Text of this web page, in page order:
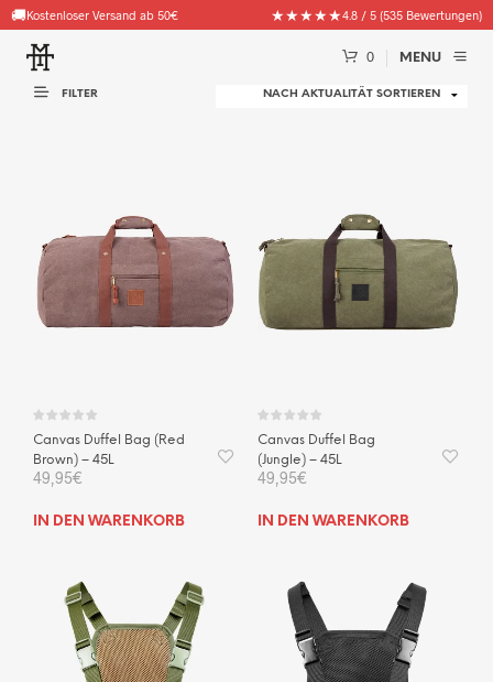
🚚Kostenloser Versand ab 50€
🧦
Gratis Goodie (Socken, Beanies & mehr) ab 100€ Bestellwert
★★★★★4.8 / 5 (535 Bewertungen)
0 MENU
FILTER
Canvas Duffel Bag (Red
Brown) – 45L
49,95€
IN DEN WARENKORB
Canvas Duffel Bag
(Jungle) – 45L
49,95€
IN DEN WARENKORB